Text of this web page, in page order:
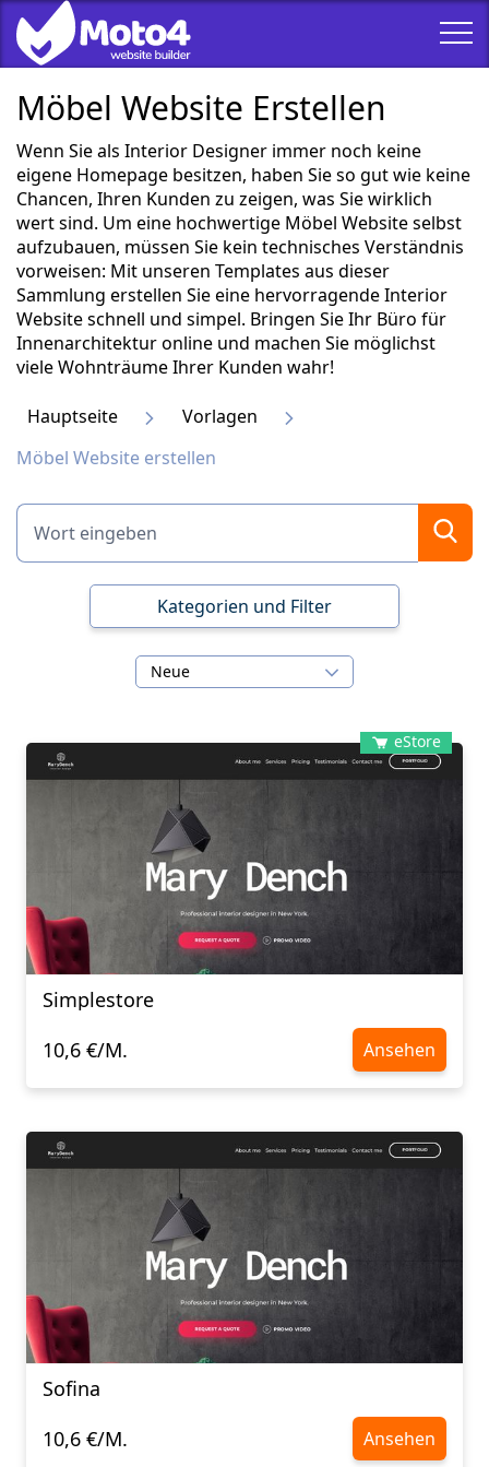
Möbel Website Erstellen
Wenn Sie als Interior Designer immer noch keine
eigene Homepage besitzen, haben Sie so gut wie keine
Chancen, Ihren Kunden zu zeigen, was Sie wirklich
wert sind. Um eine hochwertige Möbel Website selbst
aufzubauen, müssen Sie kein technisches Verständnis
vorweisen: Mit unseren Templates aus dieser
Sammlung erstellen Sie eine hervorragende Interior
Website schnell und simpel. Bringen Sie Ihr Büro für
Innenarchitektur online und machen Sie möglichst
viele Wohnträume Ihrer Kunden wahr!
Hauptseite
Vorlagen
Möbel Website erstellen
Kategorien und Filter
Neue
eStore
Simplestore
10,6 €/M.
Ansehen
Sofina
10,6 €/M.
Ansehen